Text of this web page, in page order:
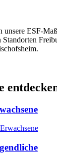
unsere ESF-